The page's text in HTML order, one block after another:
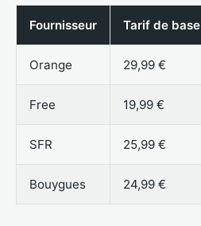
Fournisseur Tarif de base
Orange 29,99 €
Free 19,99 €
SFR 25,99 €
Bouygues 24,99 €